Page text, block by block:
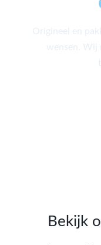
Origineel en
wensen. Wij
Bekijk